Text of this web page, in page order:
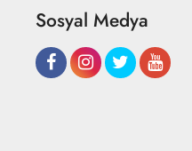
Sosyal Medya